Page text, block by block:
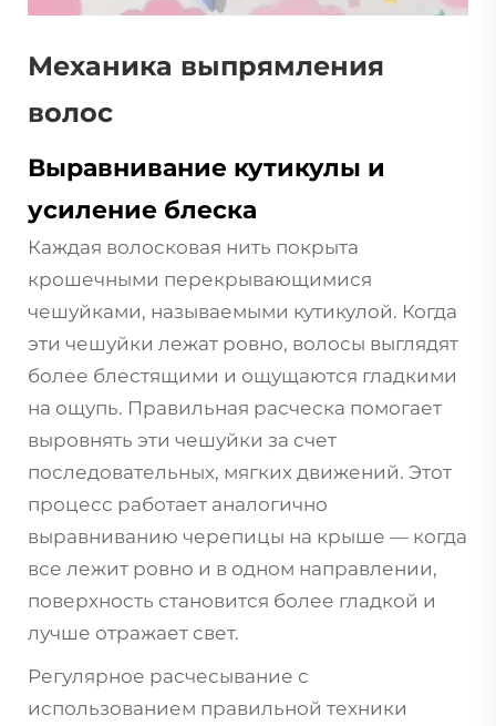
Механика выпрямления
волос
Выравнивание кутикулы и
усиление блеска
Каждая волосковая нить покрыта
крошечными перекрывающимися
чешуйками, называемыми кутикулой. Когда
эти чешуйки лежат ровно, волосы выглядят
более блестящими и ощущаются гладкими
на ощупь. Правильная расческа помогает
выровнять эти чешуйки за счет
последовательных, мягких движений. Этот
процесс работает аналогично
выравниванию черепицы на крыше — когда
все лежит ровно и в одном направлении,
поверхность становится более гладкой и
лучше отражает свет.
Регулярное расчесывание с
использованием правильной техники